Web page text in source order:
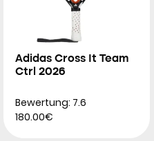
Adidas Cross It Team
Ctrl 2026
Bewertung: 7.6
180.00€